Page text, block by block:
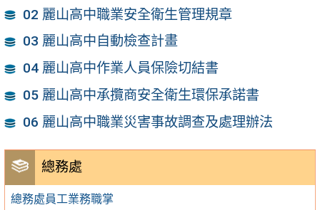
總務處
總務處員工業務職掌
02 麗山高中職業安全衛生管理規章
03 麗山高中自動檢查計畫
04 麗山高中作業人員保險切結書
05 麗山高中承攬商安全衛生環保承諾書
06 麗山高中職業災害事故調查及處理辦法